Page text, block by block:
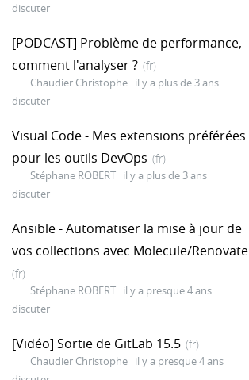
discuter
[PODCAST] Problème de performance,
comment l'analyser ? (fr)
Chaudier Christophe il y a plus de 3 ans
discuter
Visual Code - Mes extensions préférées
pour les outils DevOps (fr)
Stéphane ROBERT il y a plus de 3 ans
discuter
Ansible - Automatiser la mise à jour de
vos collections avec Molecule/Renovate
(fr)
Stéphane ROBERT il y a presque 4 ans
discuter
[Vidéo] Sortie de GitLab 15.5 (fr)
Chaudier Christophe il y a presque 4 ans